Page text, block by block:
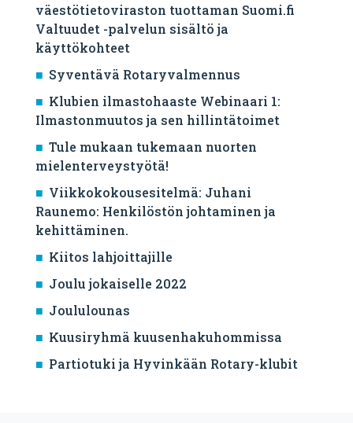
väestötietoviraston tuottaman Suomi.fi
Valtuudet -palvelun sisältö ja
käyttökohteet
Syventävä Rotaryvalmennus
Klubien ilmastohaaste Webinaari 1:
Ilmastonmuutos ja sen hillintätoimet
Tule mukaan tukemaan nuorten
mielenterveystyötä!
Viikkokokousesitelmä: Juhani
Raunemo: Henkilöstön johtaminen ja
kehittäminen.
Kiitos lahjoittajille
Joulu jokaiselle 2022
Joululounas
Kuusiryhmä kuusenhakuhommissa
Partiotuki ja Hyvinkään Rotary-klubit